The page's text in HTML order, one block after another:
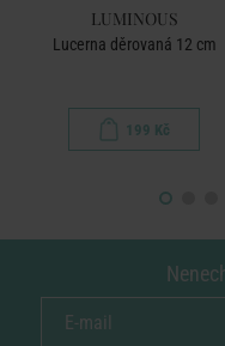
LUMINOUS
Lucerna děrovaná 12 cm
199 Kč